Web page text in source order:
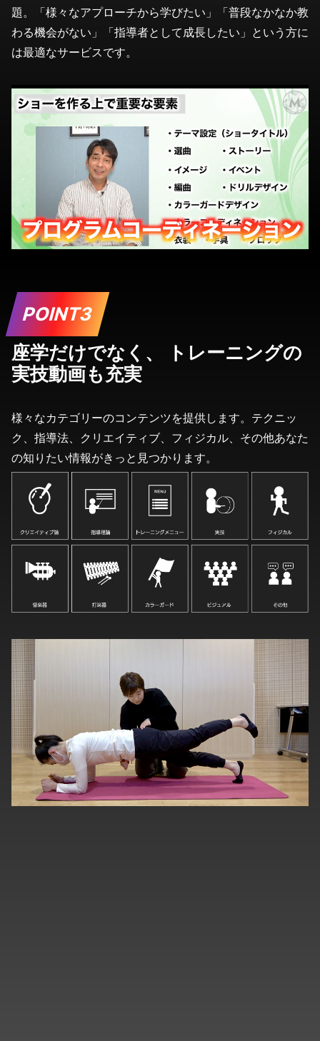
題。
「様々なアプローチから学びたい」「普段なかなか教
わる機会がない」「指導者として成長したい」という方に
は最適なサービスです。
POINT3
座学だけでなく、 トレーニングの
実技動画も充実
様々なカテゴリーのコンテンツを提供します。 テクニッ
ク、指導法、クリエイティブ、フィジカル、その他あなた
の知りたい情報がきっと見つかります。